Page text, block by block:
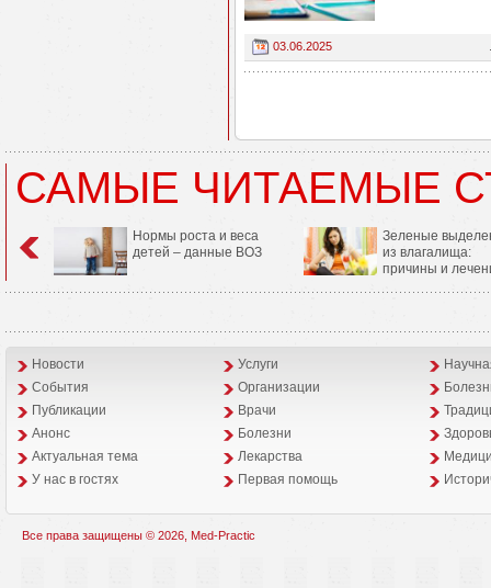
03.06.2025
САМЫЕ ЧИТАЕМЫЕ
Нормы роста и веса
детей – данные ВОЗ
Зеленые
из влагалища:
причины и
Новости Услуги
События
Организации
Публикации
Врачи
Анонс
Болезни
Aктуальная тема
Лекарства
У нас в гостях
Первая помощь
Все права защищены © 2026, Med-Practic